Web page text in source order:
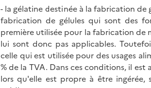
- la gélatine destinée à la fabrication
fabrication de gélules qui sont des
première utilisée pour la fabrication de
lui sont donc pas applicables.
celle qui est utilisée pour des usages
% de la TVA. Dans ces conditions, il
lors qu'elle est propre à être